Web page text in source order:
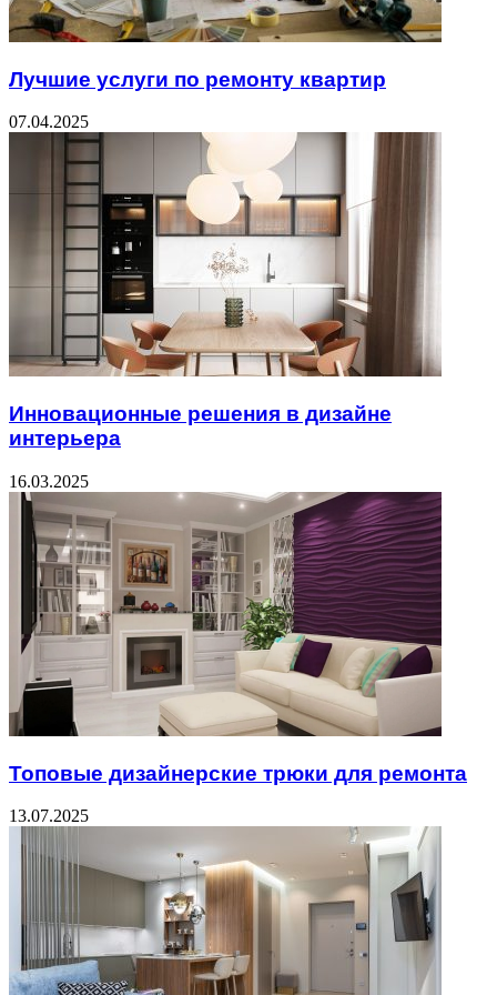
Лучшие услуги по ремонту квартир
07.04.2025
Инновационные решения в дизайне
интерьера
16.03.2025
Топовые дизайнерские трюки для ремонта
13.07.2025